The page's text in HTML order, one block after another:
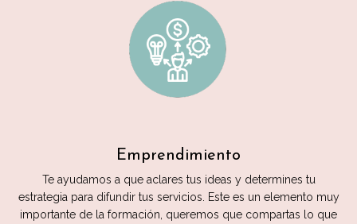
Emprendimiento
Te ayudamos a que aclares tus ideas y determines tu
estrategia para difundir tus servicios. Este es un elemento muy
importante de la formación, queremos que compartas lo que